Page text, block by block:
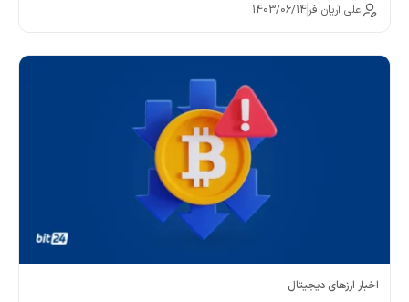
علی آریان فر1403/06/14
اخبار ارزهای دیجیتال